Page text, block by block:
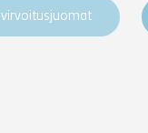
virvoitusjuomat